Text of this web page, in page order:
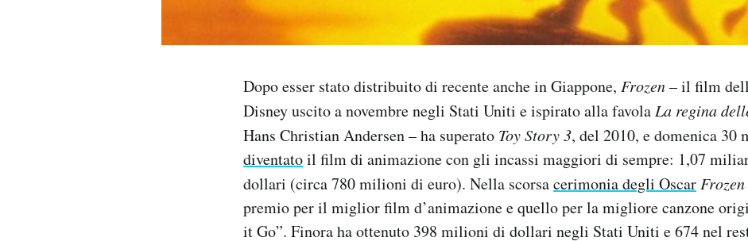
Dopo esser stato distribuito di recente anche in Giappone, Frozen– il film
Disney uscito a novembre negli Stati Uniti e ispirato alla favola La regina
Hans Christian Andersen – ha superato Toy Story 3, del 2010, e domenica 30
diventatoil film di animazione con gli incassi maggiori di sempre: 1,07
dollari (circa 780 milioni di euro). Nella scorsacerimonia degli Oscar Frozen
premio per il miglior film d’animazione e quello per la migliore canzone
it Go”. Finora ha ottenuto 398 milioni di dollari negli Stati Uniti e 674 nel